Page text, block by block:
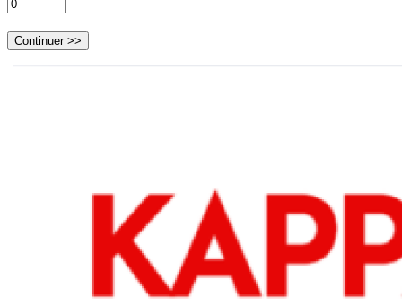
Continuer >>